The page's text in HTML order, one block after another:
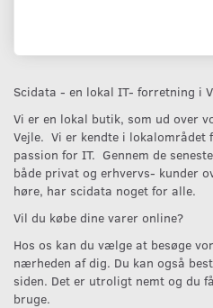
Scidata - en lokal IT- forretning i
Vi er en lokal butik, som ud over
Vejle. Vi er kendte i lokalområdet
passion for IT. Gennem de
både privat og erhvervs- kunder
høre, har scidata noget for alle.
Vil du købe dine varer online?
Hos os kan du vælge at besøge
nærheden af dig. Du kan også
siden. Det er utroligt nemt og du
bruge.